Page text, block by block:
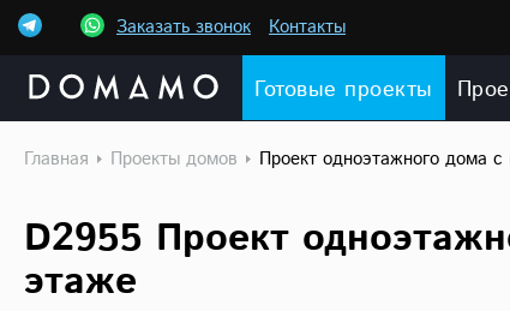
Заказать звонок Контакты
Готовые проекты
Главная Проекты домов Проект одноэтажного дома
D2955 Проект
этаже